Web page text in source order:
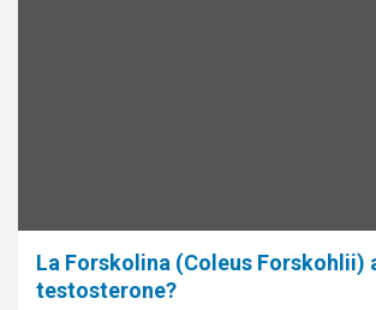
La Forskolina (Coleus Forskohlii)
testosterone?